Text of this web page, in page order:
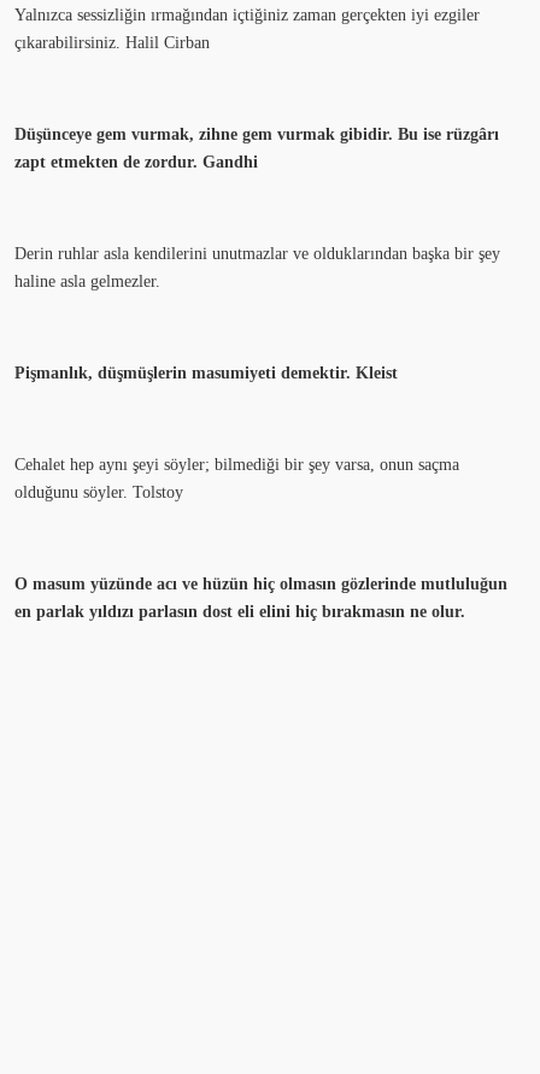
Yalnızca sessizliğin ırmağından içtiğiniz zaman gerçekten iyi ezgiler
çıkarabilirsiniz. Halil Cirban
Düşünceye gem vurmak, zihne gem vurmak gibidir. Bu ise rüzgârı
zapt etmekten de zordur. Gandhi
Derin ruhlar asla kendilerini unutmazlar ve olduklarından başka bir şey
haline asla gelmezler.
Pişmanlık, düşmüşlerin masumiyeti demektir. Kleist
Cehalet hep aynı şeyi söyler; bilmediği bir şey varsa, onun saçma
olduğunu söyler. Tolstoy
O masum yüzünde acı ve hüzün hiç olmasın gözlerinde mutluluğun
en parlak yıldızı parlasın dost eli elini hiç bırakmasın ne olur.